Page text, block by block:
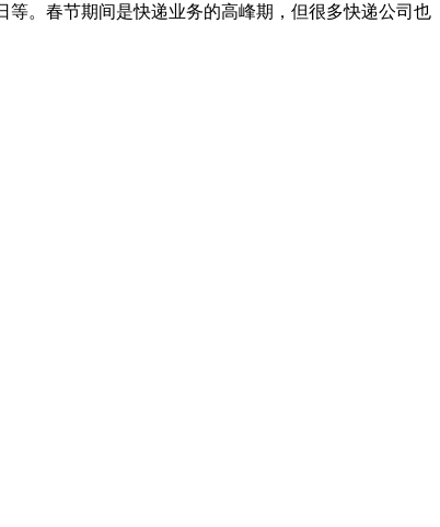
。春节期间是快递业务的高峰期，但很多快递公司也